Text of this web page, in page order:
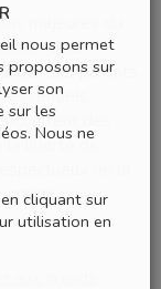
majeures du
juste
des parents,
des
liberté de
de la
nous permet
proposons sur
son
sur les
Nous ne
cliquant sur
utilisation en